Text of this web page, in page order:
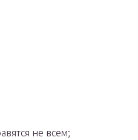
не всем;